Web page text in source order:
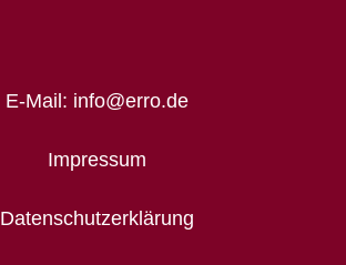
E-Mail: info@erro.de
Impressum
Datenschutzerklärung